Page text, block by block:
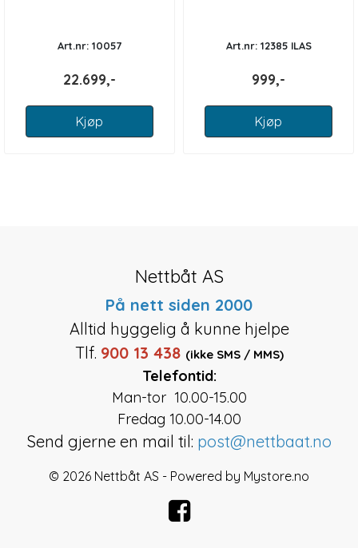
Art.nr: 10057
22.699,-
Kjøp
Art.nr: 12385 ILAS
999,-
Kjøp
Nettbåt AS
På nett siden 2000
Alltid hyggelig å kunne hjelpe
Tlf. 900 13 438 (ikke SMS / MMS)
Telefontid:
Man-tor 10.00-15.00
Fredag 10.00-14.00
Send gjerne en mail til: post@nettbaat.no
© 2026 Nettbåt AS - Powered by Mystore.no